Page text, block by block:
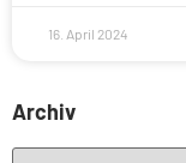
16. April 2024
Archiv